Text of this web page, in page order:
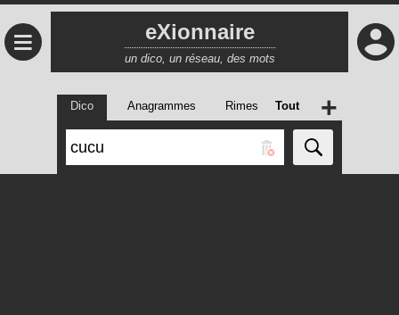
≡ eXionnaire
un dico, un réseau, des mots
Dico Anagrammes Rimes Tout +